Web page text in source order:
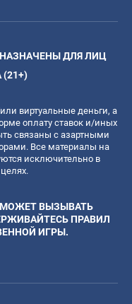
ДЛЯ ЛИЦ
виртуальные деньги, а
оплату ставок и/иных
связаны с азартными
Все материалы на
исключительно в
МОЖЕТ ВЫЗЫВАТЬ
ПРАВИЛ
ИГРЫ.